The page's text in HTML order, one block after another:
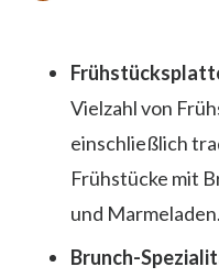
Vielzahl von
einschließlich
Frühstücke mit
und Marmeladen.
Brunch-